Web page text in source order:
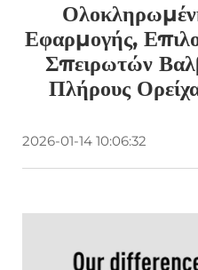
Εφαρμογής,
Σπειρωτών
Πλήρους
2026-01-14 10:06:32